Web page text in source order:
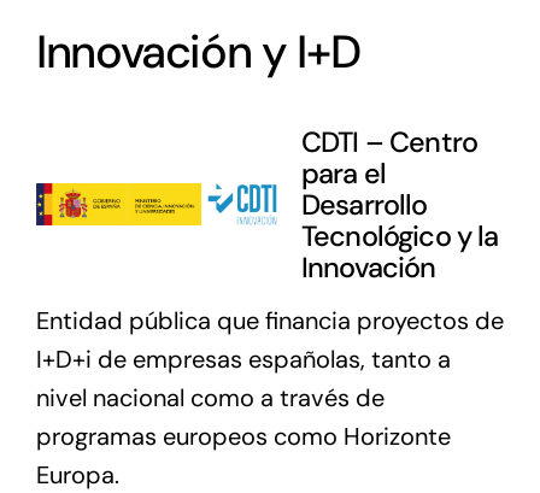
Innovación y I+D
CDTI – Centro
para el
Desarrollo
Tecnológico y la
Innovación
Entidad pública que financia proyectos de
I+D+i de empresas españolas, tanto a
nivel nacional como a través de
programas europeos como Horizonte
Europa.